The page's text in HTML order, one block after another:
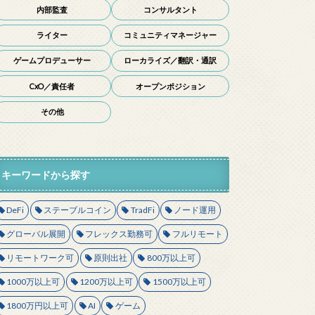
内部監査 コンサルタント
ライター コミュニティマネージャー
ゲームプロデューサー ローカライズ／翻訳・通訳
CxO／責任者 オープンポジション
その他
キーワードから探す
DeFi ステーブルコイン TradFi ノード運用
グローバル展開 フレックス勤務可 フルリモート
リモートワーク可 原則出社 800万以上可
1000万以上可 1200万以上可 1500万以上可
1800万円以上可 AI ゲーム